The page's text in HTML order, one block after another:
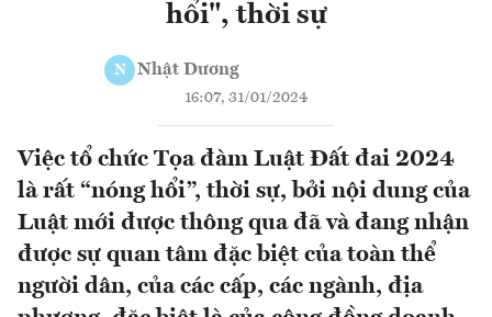
hổi", thời sự
N Nhật Dương
16:07, 31/01/2024
Việc tổ chức Tọa đàm Luật Đất đai 2024
là rất “nóng hổi”, thời sự, bởi nội dung của
Luật mới được thông qua đã và đang nhận
được sự quan tâm đặc biệt của toàn thể
người dân, của các cấp, các ngành, địa